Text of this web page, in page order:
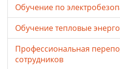
Обучение по
Обучение тепловые
Профессиональная
сотрудников